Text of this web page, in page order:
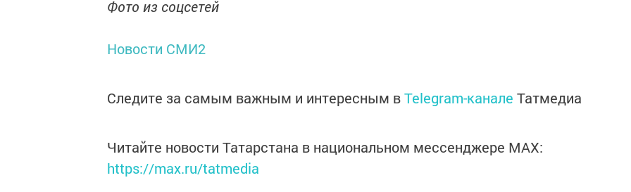
Фото из соцсетей
Новости СМИ2
Следите за самым важным и интересным вTelegram-канале Татмедиа
Читайте новости Татарстана в национальном мессенджере MАХ:
https://max.ru/tatmedia